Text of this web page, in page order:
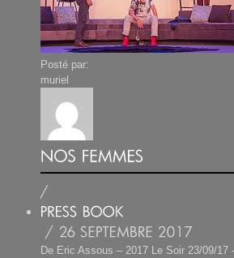
Posté par:
muriel
De Eric Assous – 2017 Le Soir 23/09/